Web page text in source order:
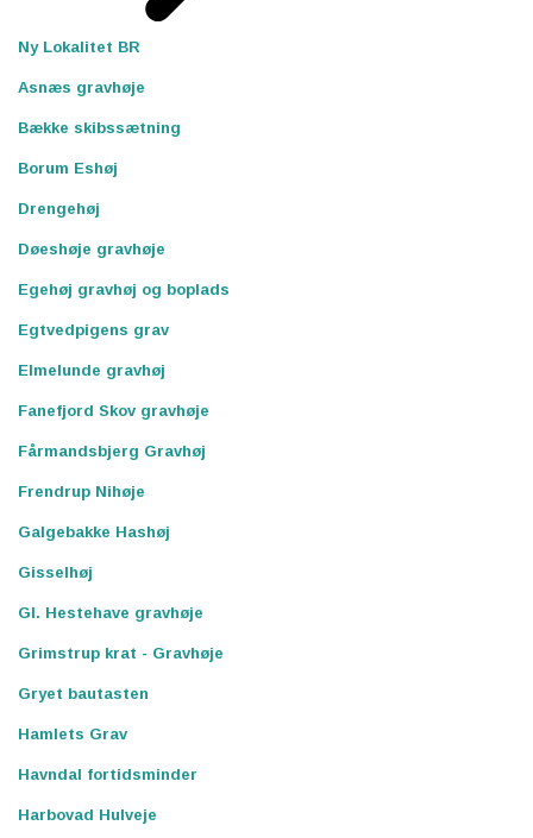
Ny Lokalitet BR
Asnæs gravhøje
Bække skibssætning
Borum Eshøj
Drengehøj
Døeshøje gravhøje
Egehøj gravhøj og boplads
Egtvedpigens grav
Elmelunde gravhøj
Fanefjord Skov gravhøje
Fårmandsbjerg Gravhøj
Frendrup Nihøje
Galgebakke Hashøj
Gisselhøj
Gl. Hestehave gravhøje
Grimstrup krat - Gravhøje
Gryet bautasten
Hamlets Grav
Havndal fortidsminder
Harbovad Hulveje